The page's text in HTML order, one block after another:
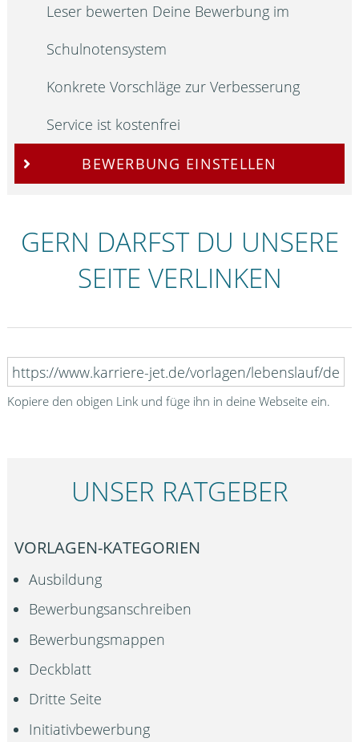
Leser bewerten Deine Bewerbung im
Schulnotensystem
Konkrete Vorschläge zur Verbesserung
Service ist kostenfrei
BEWERBUNG EINSTELLEN
GERN DARFST DU UNSERE
SEITE VERLINKEN
Kopiere den obigen Link und füge ihn in deine Webseite ein.
UNSER RATGEBER
VORLAGEN-KATEGORIEN
Ausbildung
Bewerbungsanschreiben
Bewerbungsmappen
Deckblatt
Dritte Seite
Initiativbewerbung